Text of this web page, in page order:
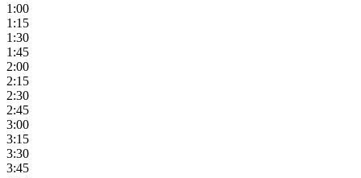
1:00
1:15
1:30
1:45
2:00
2:15
2:30
2:45
3:00
3:15
3:30
3:45